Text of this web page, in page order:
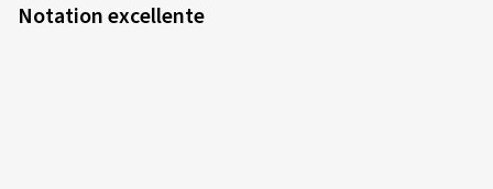
Notation excellente